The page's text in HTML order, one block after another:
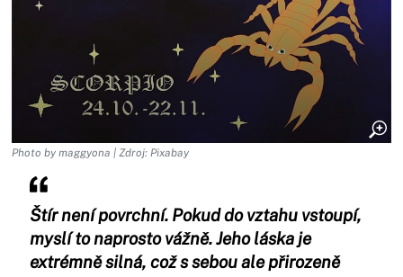
Photo by maggyona | Zdroj: Pixabay
Štír není povrchní. Pokud do vztahu vstoupí,
myslí to naprosto vážně. Jeho láska je
extrémně silná, což s sebou ale přirozeně